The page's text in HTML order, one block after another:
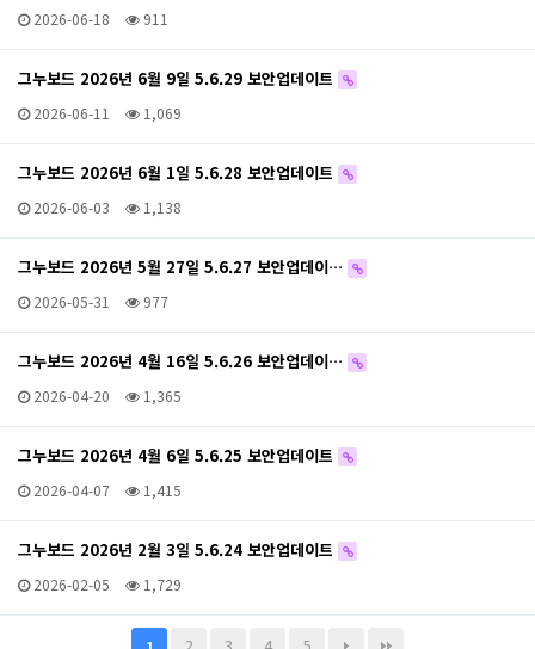
2026-06-18 911
그누보드 2026년 6월 9일 5.6.29 보안업데이트
2026-06-11 1,069
그누보드 2026년 6월 1일 5.6.28 보안업데이트
2026-06-03 1,138
그누보드 2026년 5월 27일 5.6.27 보안업데이…
2026-05-31 977
그누보드 2026년 4월 16일 5.6.26 보안업데이…
2026-04-20 1,365
그누보드 2026년 4월 6일 5.6.25 보안업데이트
2026-04-07 1,415
그누보드 2026년 2월 3일 5.6.24 보안업데이트
2026-02-05 1,729